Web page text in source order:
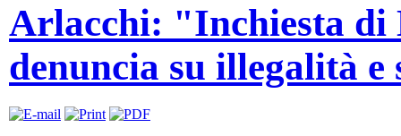
Arlacchi: "Inchiesta di
denuncia su illegalità